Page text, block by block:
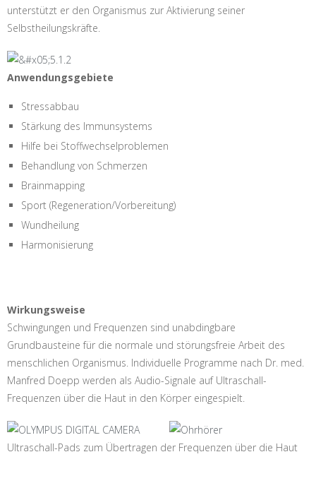
unterstützt er den Organismus zur Aktivierung seiner
Selbstheilungskräfte.
Anwendungsgebiete
Stressabbau
Stärkung des Immunsystems
Hilfe bei Stoffwechselproblemen
Behandlung von Schmerzen
Brainmapping
Sport (Regeneration/Vorbereitung)
Wundheilung
Harmonisierung
Wirkungsweise
Schwingungen und Frequenzen sind unabdingbare
Grundbausteine für die normale und störungsfreie Arbeit des
menschlichen Organismus. Individuelle Programme nach Dr. med.
Manfred Doepp werden als Audio-Signale auf Ultraschall-
Frequenzen über die Haut in den Körper eingespielt.
Ultraschall-Pads zum Übertragen der Frequenzen über die Haut